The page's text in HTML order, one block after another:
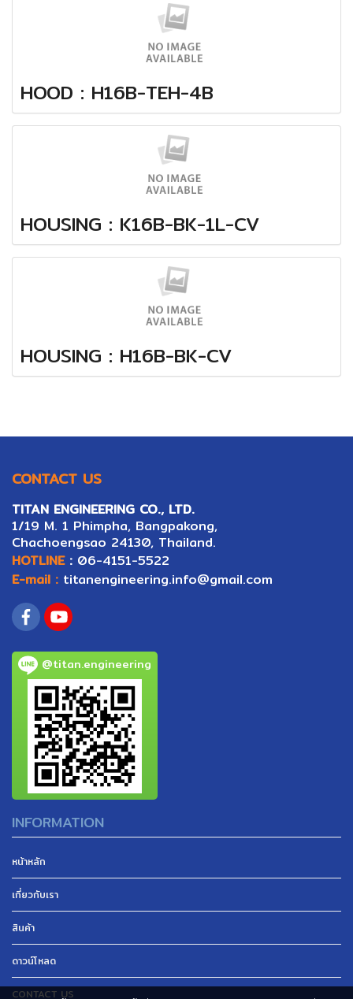
HOOD : H16B-TEH-4B
HOUSING : K16B-BK-1L-CV
HOUSING : H16B-BK-CV
CONTACT US
TITAN ENGINEERING CO., LTD.
1/19 M. 1 Phimpha, Bangpakong,
Chachoengsao 24130, Thailand.
HOTLINE: 06-4151-5522
E-mail : titanengineering.info@gmail.com
@titan.engineering
INFORMATION
หน้าหลัก
เกี่ยวกับเรา
สินค้า
ดาวน์โหลด
CONTACT US